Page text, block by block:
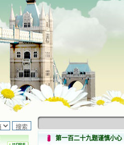
第一百二十九题谨慎小心